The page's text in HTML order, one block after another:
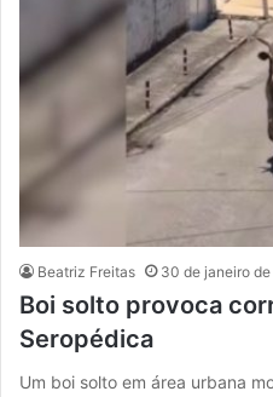
Beatriz Freitas 30 de janeiro
Boi solto provoca
Seropédica
Um boi solto em área urbana